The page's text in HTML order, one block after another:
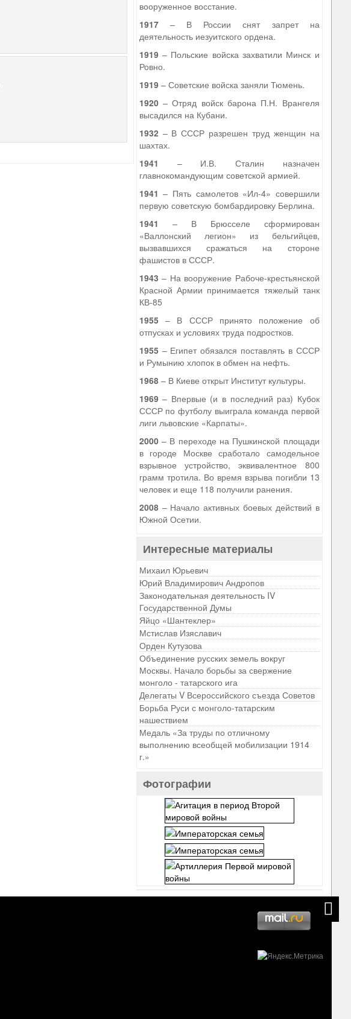
вооруженное восстание.
1917– В России снят запрет на
деятельность иезуитского ордена.
1919– Польские войска захватили Минск и
Ровно.
1919– Советские войска заняли Тюмень.
1920– Отряд войск барона П.Н. Врангеля
высадился на Кубани.
1932– В СССР разрешен труд женщин на
шахтах.
1941 – И.В. Сталин назначен
главнокомандующим советской армией.
1941 – Пять самолетов «Ил-4» совершили
первую советскую бомбардировку Берлина.
1941 – В Брюсселе сформирован
«Валлонский легион» из бельгийцев,
вызвавшихся сражаться на стороне
фашистов в СССР.
1943 – На вооружение Рабоче-крестьянской
Красной Армии принимается тяжелый танк
КВ-85
1955– В СССР принято положение об
отпусках и условиях труда подростков.
1955– Египет обязался поставлять в СССР
и Румынию хлопок в обмен на нефть.
1968– В Киеве открыт Институт культуры.
1969– Впервые (и в последний раз) Кубок
СССР по футболу выиграла команда первой
лиги львовские «Карпаты».
2000– В переходе на Пушкинской площади
в городе Москве сработало самодельное
взрывное устройство, эквивалентное 800
грамм тротила. Во время взрыва погибли 13
человек и еще 118 получили ранения.
2008– Начало активных боевых действий в
Южной Осетии.
Интересные материалы
Михаил Юрьевич
Юрий Владимирович Андропов
Законодательная деятельность IV
Государственной Думы
Яйцо «Шантеклер»
Мстислав Изяславич
Орден Кутузова
Объединение русских земель вокруг
Москвы. Начало борьбы за свержение
монголо - татарского ига
Делегаты V Всероссийского съезда Советов
Борьба Руси с монголо-татарским
нашествием
Медаль «За труды по отличному
выполнению всеобщей мобилизации 1914
г.»
Фотографии